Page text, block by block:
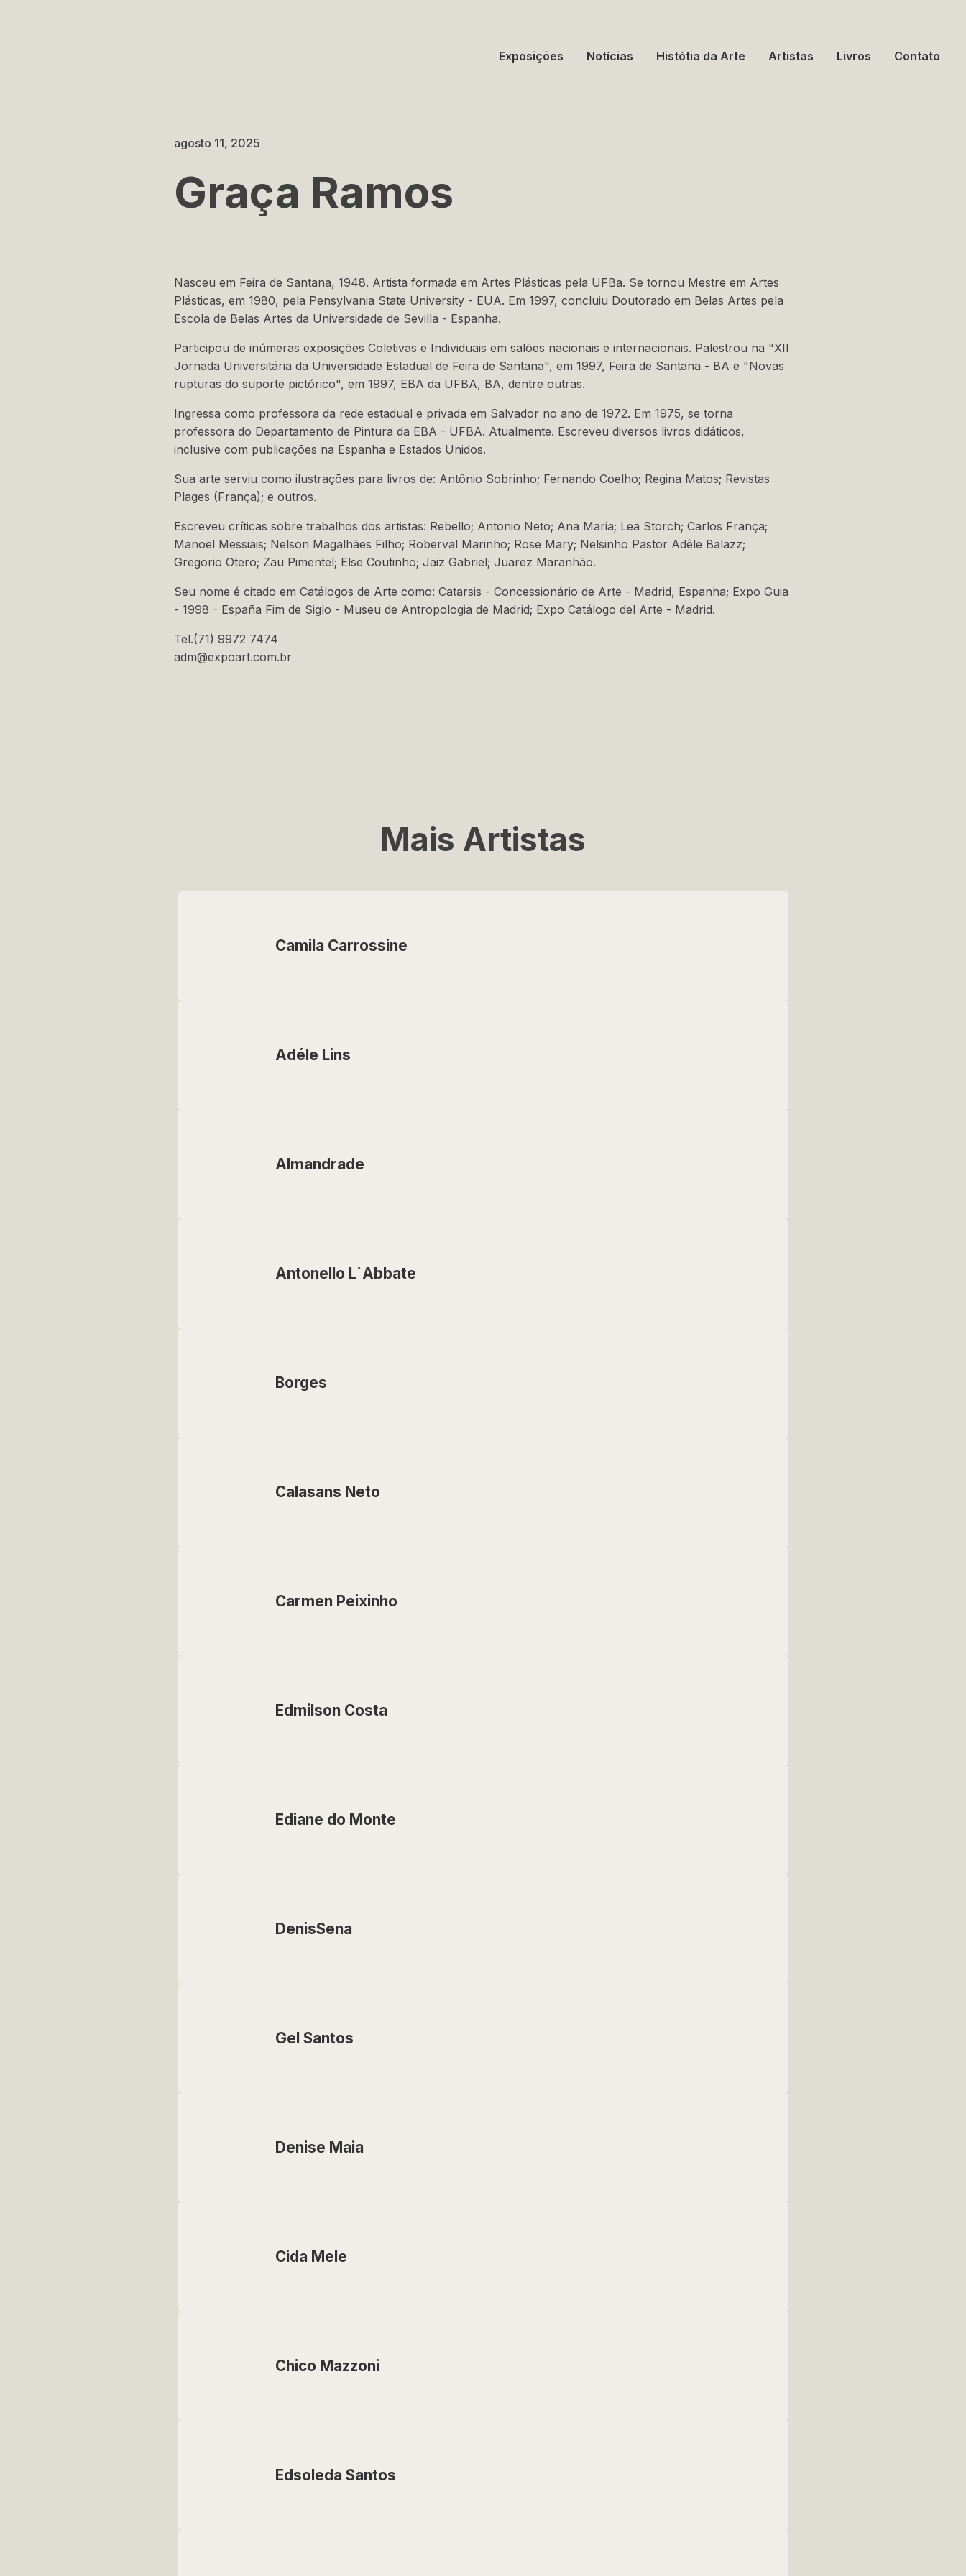
Exposições Notícias Histótia da Arte Artistas Livros Contato
agosto 11, 2025
Graça Ramos
Nasceu em Feira de Santana, 1948. Artista formada em Artes Plásticas pela UFBa. Se tornou Mestre em Artes
Plásticas, em 1980, pela Pensylvania State University - EUA. Em 1997, concluiu Doutorado em Belas Artes pela
Escola de Belas Artes da Universidade de Sevilla - Espanha.
Participou de inúmeras exposições Coletivas e Individuais em salões nacionais e internacionais. Palestrou na "XII
Jornada Universitária da Universidade Estadual de Feira de Santana", em 1997, Feira de Santana - BA e "Novas
rupturas do suporte pictórico", em 1997, EBA da UFBA, BA, dentre outras.
Ingressa como professora da rede estadual e privada em Salvador no ano de 1972. Em 1975, se torna
professora do Departamento de Pintura da EBA - UFBA. Atualmente. Escreveu diversos livros didáticos,
inclusive com publicações na Espanha e Estados Unidos.
Sua arte serviu como ilustrações para livros de: Antônio Sobrinho; Fernando Coelho; Regina Matos; Revistas
Plages (França); e outros.
Escreveu críticas sobre trabalhos dos artistas: Rebello; Antonio Neto; Ana Maria; Lea Storch; Carlos França;
Manoel Messiais; Nelson Magalhães Filho; Roberval Marinho; Rose Mary; Nelsinho Pastor Adêle Balazz;
Gregorio Otero; Zau Pimentel; Else Coutinho; Jaiz Gabriel; Juarez Maranhão.
Seu nome é citado em Catálogos de Arte como: Catarsis - Concessionário de Arte - Madrid, Espanha; Expo Guia
- 1998 - España Fim de Siglo - Museu de Antropologia de Madrid; Expo Catálogo del Arte - Madrid.
Tel.(71) 9972 7474
adm@expoart.com.br
Mais Artistas
Camila Carrossine
Adéle Lins
Almandrade
Antonello L`Abbate
Borges
Calasans Neto
Carmen Peixinho
Edmilson Costa
Ediane do Monte
DenisSena
Gel Santos
Denise Maia
Cida Mele
Chico Mazzoni
Edsoleda Santos